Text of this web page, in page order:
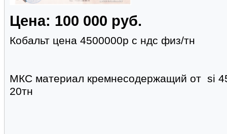
Цена: 100 000 руб.
Кобальт цена 4500000р с ндс физ/тн
МКС материал кремнесодержащий от si
20тн